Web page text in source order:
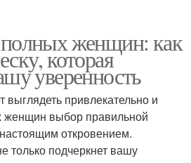
женщин: как
которая
уверенность
привлекательно и
женщин выбор правильной
откровением.
только подчеркнет вашу